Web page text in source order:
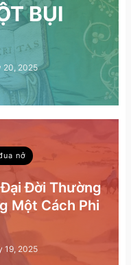
BỤI
20, 2025
nở
Đời Thường
Một Cách Phi
19, 2025